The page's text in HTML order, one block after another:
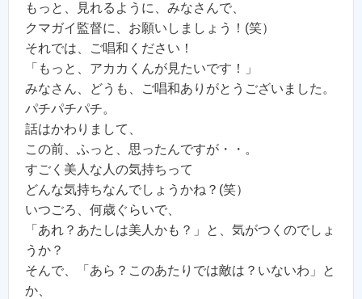
もっと、見れるように、みなさんで、
クマガイ監督に、お願いしましょう！(笑）
それでは、ご唱和ください！
「もっと、アカカくんが見たいです！」
みなさん、どうも、ご唱和ありがとうございました。
パチパチパチ。
話はかわりまして、
この前、ふっと、思ったんですが・・。
すごく美人な人の気持ちって
どんな気持ちなんでしょうかね？(笑）
いつごろ、何歳ぐらいで、
「あれ？あたしは美人かも？」と、気がつくのでしょ
うか？
そんで、「あら？このあたりでは敵は？いないわ」と
か、